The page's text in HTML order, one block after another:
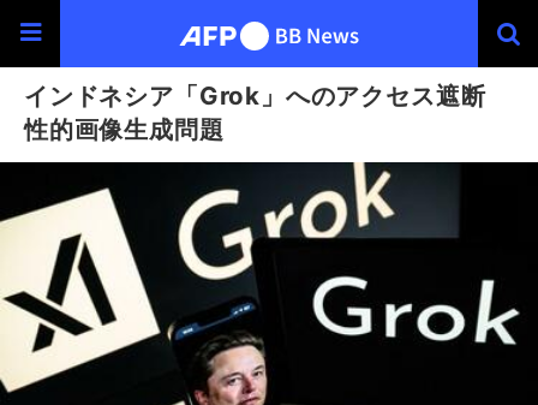
インドネシア「Grok」へのアクセス遮断
性的画像生成問題